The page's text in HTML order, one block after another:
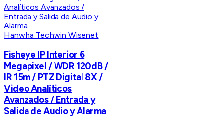
Hanwha Techwin Wisenet
Fisheye IP Interior 6
Megapixel / WDR 120dB /
IR 15m / PTZ Digital 8X /
Video Analíticos
Avanzados / Entrada y
Salida de Audio y Alarma